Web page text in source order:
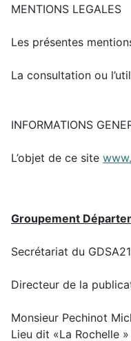
MENTIONS LEGALES
Les présentes
La consultation ou
INFORMATIONS
L’objet de ce site
Groupement
Secrétariat du
Directeur de la
Monsieur Pechinot
Lieu dit «La Rochelle »